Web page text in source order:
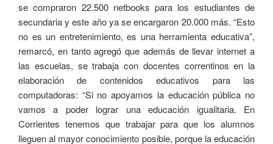
se compraron 22.500 netbooks para los estudiantes de
secundaria y este año ya se encargaron 20.000 más. “Esto
no es un entretenimiento, es una herramienta educativa”,
remarcó, en tanto agregó que además de llevar internet a
las escuelas, se trabaja con docentes correntinos en la
elaboración de contenidos educativos para las
computadoras: “Si no apoyamos la educación pública no
vamos a poder lograr una educación igualitaria. En
Corrientes tenemos que trabajar para que los alumnos
lleguen al mayor conocimiento posible, porque la educación